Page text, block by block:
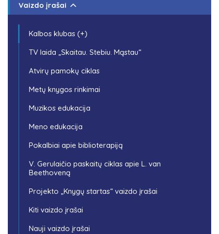
Vaizdo įrašai
Kalbos klubas (+)
TV laida „Skaitau. Stebiu. Mąstau“
Atvirų pamokų ciklas
Metų knygos rinkimai
Muzikos edukacija
Meno edukacija
Pokalbiai apie biblioterapiją
V. Gerulaičio paskaitų ciklas apie L. van
Beethoveną
Projekto „Knygų startas“ vaizdo įrašai
Kiti vaizdo įrašai
Nauji vaizdo įrašai